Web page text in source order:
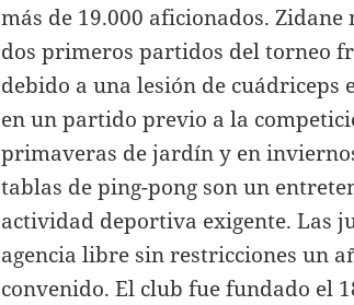
más de 19.000 aficionados.
dos primeros partidos del torneo
debido a una lesión de
en un partido previo a la
primaveras de jardín y en
tablas de ping-pong son un
actividad deportiva exigente. Las
agencia libre sin restricciones un
convenido. El club fue fundado el